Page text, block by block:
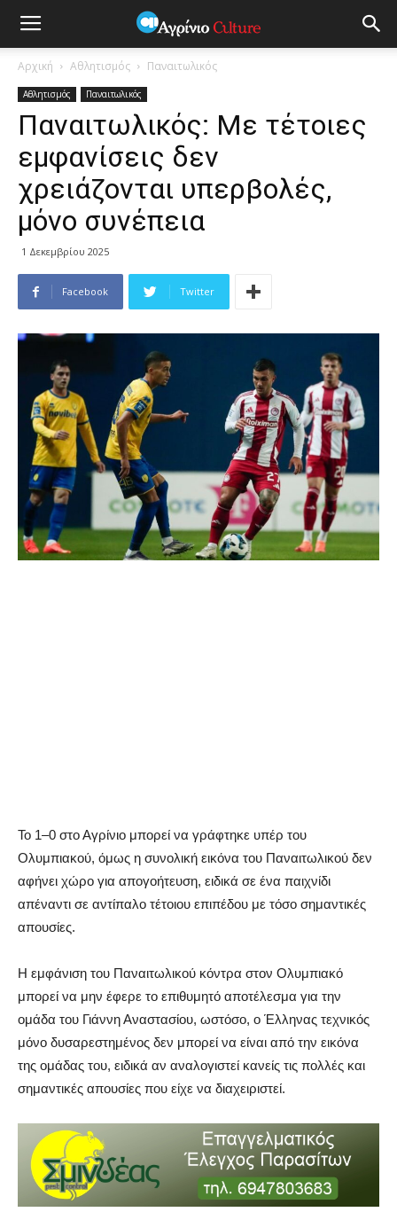
Αρχική Αθλητισμός Παναιτωλικός
Αθλητισμός Παναιτωλικός
Παναιτωλικός: Με τέτοιες
εμφανίσεις δεν
χρειάζονται υπερβολές,
μόνο συνέπεια
1 Δεκεμβρίου 2025
Facebook Twitter
Το 1–0 στο Αγρίνιο μπορεί να γράφτηκε υπέρ του
Ολυμπιακού, όμως η συνολική εικόνα του Παναιτωλικού δεν
αφήνει χώρο για απογοήτευση, ειδικά σε ένα παιχνίδι
απέναντι σε αντίπαλο τέτοιου επιπέδου με τόσο σημαντικές
απουσίες.
Η εμφάνιση του Παναιτωλικού κόντρα στον Ολυμπιακό
μπορεί να μην έφερε το επιθυμητό αποτέλεσμα για την
ομάδα του Γιάννη Αναστασίου, ωστόσο, ο Έλληνας τεχνικός
μόνο δυσαρεστημένος δεν μπορεί να είναι από την εικόνα
της ομάδας του, ειδικά αν αναλογιστεί κανείς τις πολλές και
σημαντικές απουσίες που είχε να διαχειριστεί.